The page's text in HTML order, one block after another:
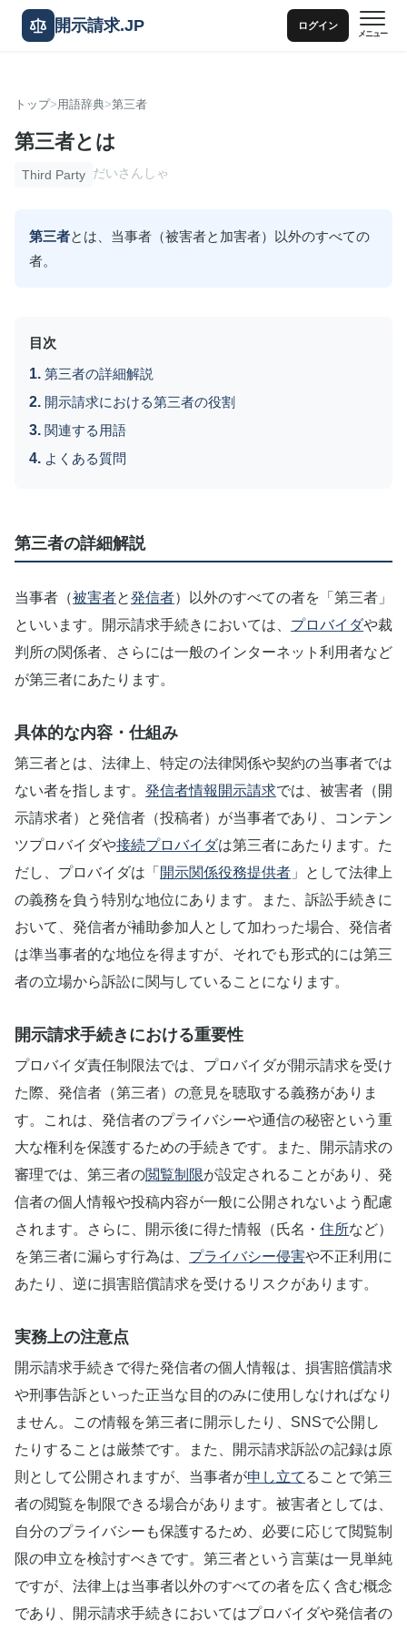
開示請求.JP ログイン
メニュー
トップ 用語辞典 第三者
第三者とは
Third Party だいさんしゃ
第三者とは、当事者（被害者と加害者）以外のすべての
者。
目次
第三者の詳細解説
開示請求における第三者の役割
関連する用語
よくある質問
第三者の詳細解説
当事者（被害者と発信者）以外のすべての者を「第三者」
といいます。開示請求手続きにおいては、 プロバイダや裁
判所の関係者、さらには一般のインターネット利用者など
が第三者にあたります。
具体的な内容・仕組み
第三者とは、法律上、特定の法律関係や契約の当事者では
ない者を指します。 発信者情報開示請求では、被害者（開
示請求者）と発信者（投稿者）が当事者であり、コンテン
ツプロバイダや接続プロバイダは第三者にあたります。た
だし、プロバイダは「 開示関係役務提供者 」として法律上
の義務を負う特別な地位にあります。また、訴訟手続きに
おいて、発信者が補助参加人として加わった場合、発信者
は準当事者的な地位を得ますが、それでも形式的には第三
者の立場から訴訟に関与していることになります。
開示請求手続きにおける重要性
プロバイダ責任制限法では、プロバイダが開示請求を受け
た際、発信者（第三者）の意見を聴取する義務がありま
す。これは、発信者のプライバシーや通信の秘密という重
大な権利を保護するための手続きです。また、開示請求の
審理では、第三者の閲覧制限が設定されることがあり、発
信者の個人情報や投稿内容が一般に公開されないよう配慮
されます。さらに、開示後に得た情報（氏名・ 住所など）
を第三者に漏らす行為は、 プライバシー侵害や不正利用に
あたり、逆に損害賠償請求を受けるリスクがあります。
実務上の注意点
開示請求手続きで得た発信者の個人情報は、損害賠償請求
や刑事告訴といった正当な目的のみに使用しなければなり
ません。この情報を第三者に開示したり、SNSで公開し
たりすることは厳禁です。また、開示請求訴訟の記録は原
則として公開されますが、当事者が申し立て ることで第三
者の閲覧を制限できる場合があります。被害者としては、
自分のプライバシーも保護するため、必要に応じて閲覧制
限の申立を検討すべきです。第三者という言葉は一見単純
ですが、法律上は当事者以外のすべての者を広く含む概念
であり、開示請求手続きにおいてはプロバイダや発信者の